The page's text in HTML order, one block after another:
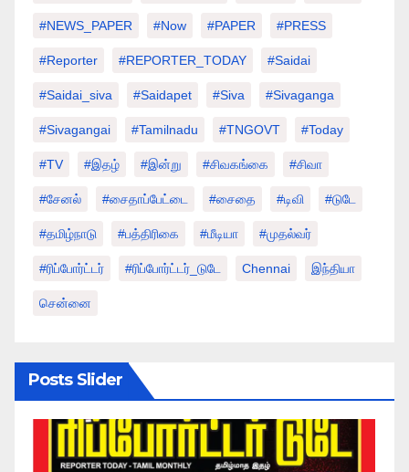
#NEWS_PAPER #Now #PAPER #PRESS
#Reporter #REPORTER_TODAY #saidai
#saidai_siva #saidapet #Siva #Sivaganga
#sivagangai #tamilnadu #TNGOVT #today
#TV #இதழ் #இன்று #சிவகங்கை #சிவா
#சேனல் #சைதாப்பேட்டை #சைதை #டிவி #டுடே
#தமிழ்நாடு #பத்திரிகை #மீடியா #முதல்வர்
#ரிப்போர்ட்டர் #ரிப்போர்ட்டர்_டுடே Chennai இந்தியா
சென்னை
Posts Slider